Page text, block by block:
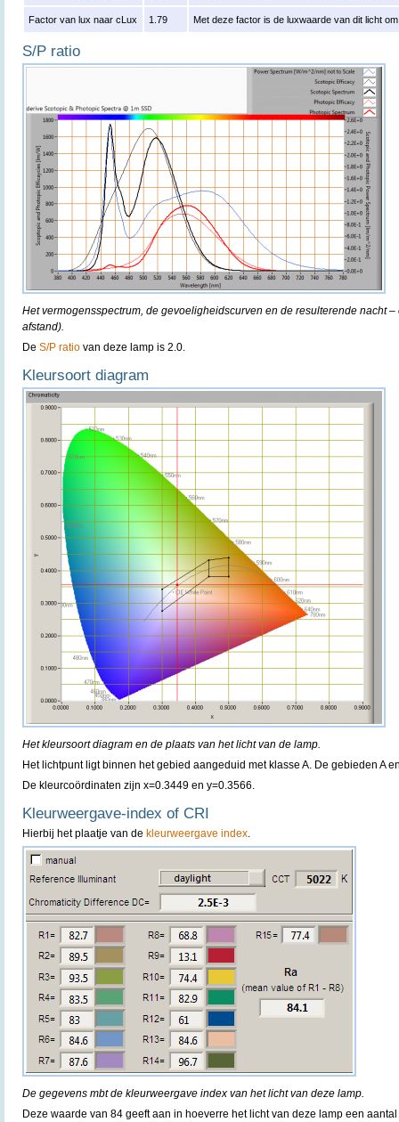
Factor van lux naar cLux 1.79 Met deze factor is de luxwaarde van dit licht
S/P ratio
Het vermogensspectrum, de gevoeligheidscurven en de resulterende nacht
afstand).
De S/P ratio van deze lamp is 2.0.
Kleursoort diagram
Het kleursoort diagram en de plaats van het licht van de lamp.
Het lichtpunt ligt binnen het gebied aangeduid met klasse A. De gebieden A
De kleurcoördinaten zijn x=0.3449 en y=0.3566.
Kleurweergave-index of CRI
Hierbij het plaatje van de kleurweergave index
De gegevens mbt de kleurweergave index van het licht van deze lamp.
Deze waarde van 84 geeft aan in hoeverre het licht van deze lamp een